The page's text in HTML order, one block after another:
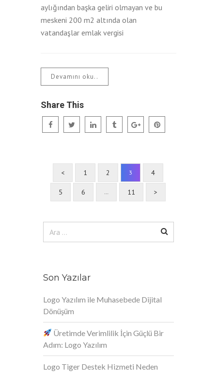
aylığından başka geliri olmayan ve bu
meskeni 200 m2 altında olan
vatandaşlar emlak vergisi
Devamını oku..
Share This
< 1 2 3 4
5 6 11 >
Son Yazılar
Logo Yazılım ile Muhasebede Dijital
Dönüşüm
Üretimde Verimlilik İçin Güçlü Bir
Adım: Logo Yazılım
Logo Tiger Destek Hizmeti Neden